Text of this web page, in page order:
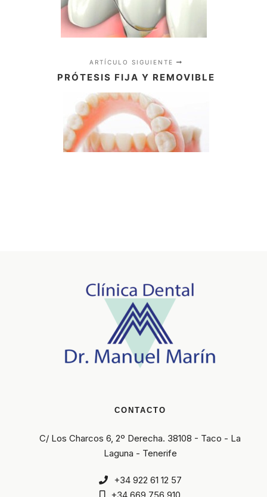
ARTÍCULO SIGUIENTE
PRÓTESIS FIJA Y REMOVIBLE
CONTACTO
C/ Los Charcos 6, 2º Derecha. 38108 - Taco - La
Laguna - Tenerife
+34 922 61 12 57